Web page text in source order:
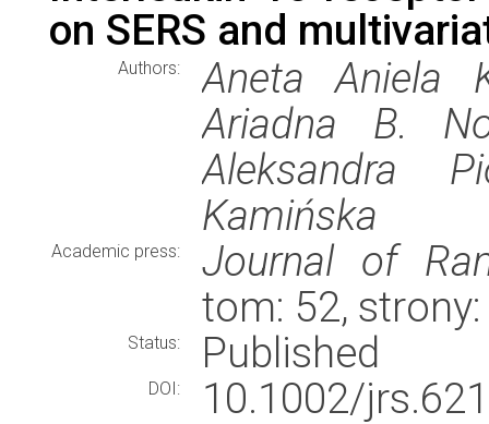
on SERS and
Authors:
Aneta Aniela
Ariadna B.
Aleksandra
Kamińska
Academic press:
Journal of
tom: 52,
Status: Published
DOI:
10.1002/